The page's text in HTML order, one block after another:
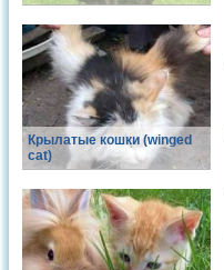
Крылатые кошки (winged
cat)